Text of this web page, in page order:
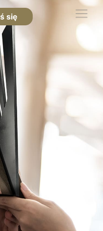
się